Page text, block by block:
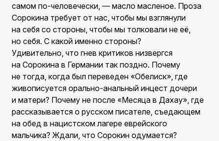
самом по-человечески, — масло масленое. Проза
Сорокина требует от нас, чтобы мы взглянули
на себя со стороны, чтобы мы толковали не её,
но себя. С какой именно стороны?
Удивительно, что гнев критиков низвергся
на Сорокина в Германии так поздно. Почему
не тогда, когда был переведен «Обелиск», где
живописуется орально-анальный инцест дочери
и матери? Почему не после «Месяца в Дахау», где
рассказывается о русском писателе, съедающем
на обед в нацистском лагере еврейского
мальчика? Ждали, что Сорокин одумается?